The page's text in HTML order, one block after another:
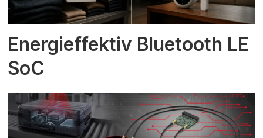
Energieffektiv Bluetooth LE
SoC